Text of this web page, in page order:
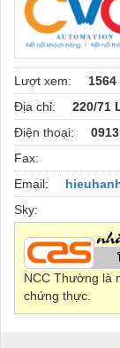
Lượt xem:
1564
Địa chỉ:
220/71
Điện thoại:
Fax:
Email:
Sky:
NCC Thường là
chứng thực.